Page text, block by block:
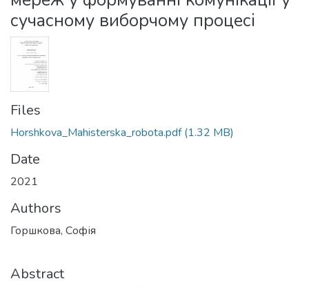
сучасному виборчому процесі
Files
Horshkova_Mahisterska_robota.pdf(1.32 MB)
Date
2021
Authors
Горшкова, Софія
Abstract